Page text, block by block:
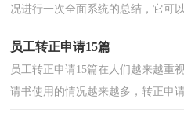
况进行一次全面系统的总结，它可
员工转正申请15篇
员工转正申请15篇在人们越来越重
请书使用的情况越来越多，转正申